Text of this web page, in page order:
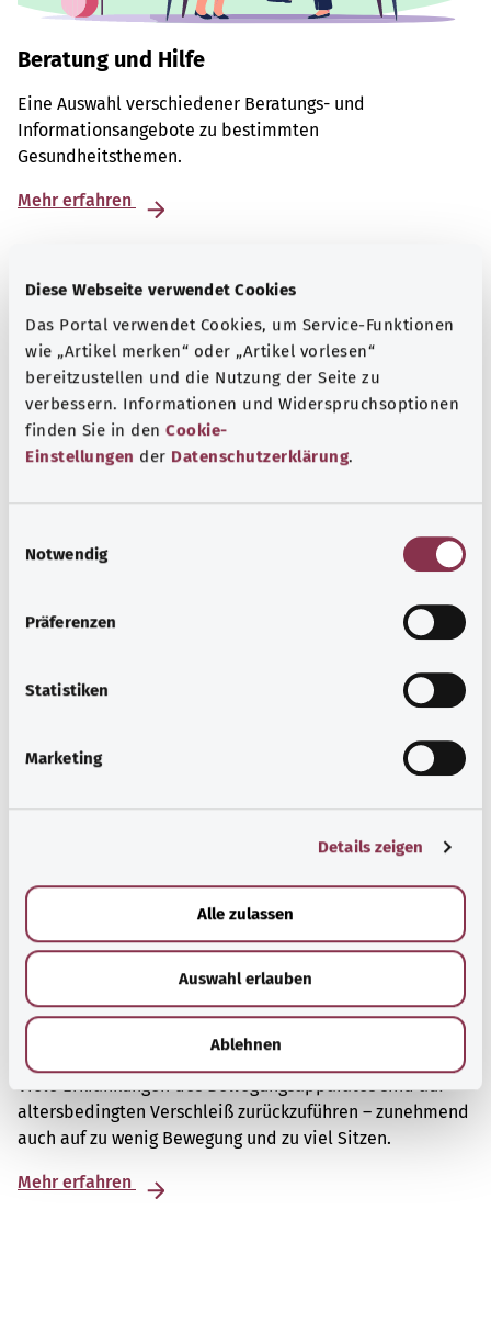
Diese Webseite verwendet Cookies
Das Portal verwendet Cookies, um Service-Funktionen
wie „Artikel merken“ oder „Artikel vorlesen“
bereitzustellen und die Nutzung der Seite zu
verbessern. Informationen und Widerspruchsoptionen
finden Sie in den Cookie-
Einstellungen der Datenschutzerklärung.
Notwendig
Präferenzen
Statistiken
Marketing
Details zeigen
Alle zulassen
Auswahl erlauben
Ablehnen
Beratung und Hilfe
Eine Auswahl verschiedener Beratungs- und
Informationsangebote zu bestimmten
Gesundheitsthemen.
Mehr erfahren
Nummern für den Notfall
bei dringenden gesundheitlichen Problemen, akuten
Mehr erfahren
Muskeln, Knochen und Gelenke
Viele Erkrankungen des Bewegungsapparates sind auf
altersbedingten Verschleiß zurückzuführen – zunehmend
auch auf zu wenig Bewegung und zu viel Sitzen.
Mehr erfahren